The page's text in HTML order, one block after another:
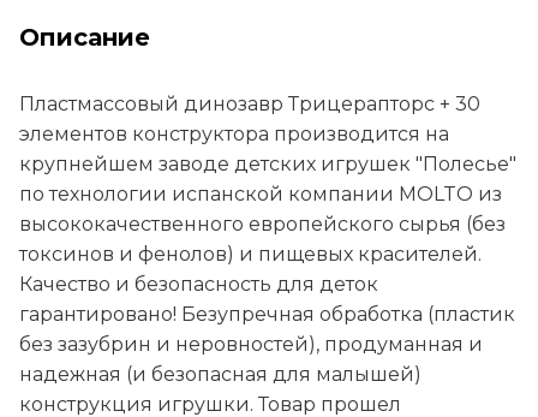
Описание
Пластмассовый динозавр Трицерапторс + 30
элементов конструктора производится на
крупнейшем заводе детских игрушек "Полесье"
по технологии испанской компании MOLTO из
высококачественного европейского сырья (без
токсинов и фенолов) и пищевых красителей.
Качество и безопасность для деток
гарантировано! Безупречная обработка (пластик
без зазубрин и неровностей), продуманная и
надежная (и безопасная для малышей)
конструкция игрушки. Товар прошел